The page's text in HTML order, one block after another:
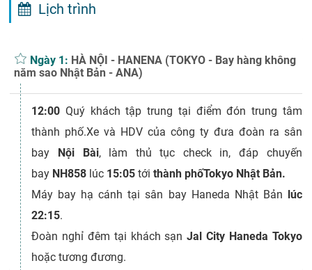
Lịch trình
Ngày 1: HÀ NỘI - HANENA (TOKYO - Bay hàng không
năm sao Nhật Bản - ANA)
12:00 Quý khách tập trung tại điểm đón trung tâm
thành phố.Xe và HDV của công ty đưa đoàn ra sân
bay
Nội Bài, làm thủ tục check in, đáp chuyến
bay NH858 lúc 15:05tớithành phốTokyo Nhật Bản.
Máy bay hạ cánh tại sân bay Haneda Nhật Bản
lúc
22:15.
Đoàn nghỉ đêm tại khách sạnJal City Haneda Tokyo
hoặc tương đương.